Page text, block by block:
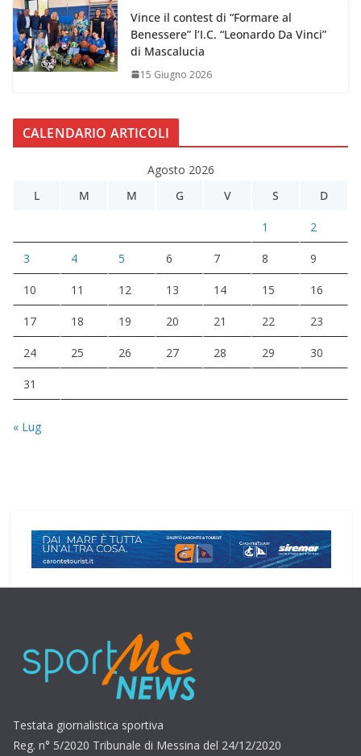
Vince il contest di “Formare al
Benessere” l’I.C. “Leonardo Da Vinci”
di Mascalucia
15 Giugno 2026
CALENDARIO ARTICOLI
Agosto 2026
L
M M G V S D
1 2
3 4 5 6 7 8 9
10 11 12 13 14 15 16
17 18 19 20 21 22 23
24 25 26 27 28 29 30
31
« Lug
Testata giornalistica sportiva
Reg. n° 5/2020 Tribunale di Messina del 24/12/2020